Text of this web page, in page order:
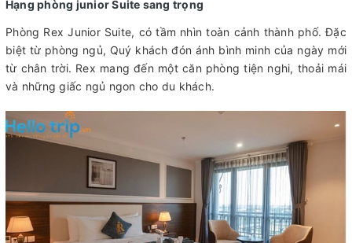
Hạng phòng junior Suite sang trọng
Phòng Rex Junior Suite, có tầm nhìn toàn cảnh thành phố. Đặc
biệt từ phòng ngủ, Quý khách đón ánh bình minh của ngày mới
từ chân trời. Rex mang đến một căn phòng tiện nghi, thoải mái
và những giấc ngủ ngon cho du khách.